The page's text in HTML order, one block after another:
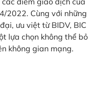
2022. Cùng với những
ưu việt từ BIDV, BIC
lựa chọn không thể bỏ
không gian mạng.